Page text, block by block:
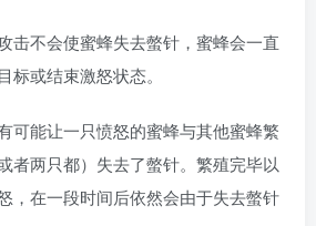
击不会使蜜蜂失去螫针，蜜蜂会一直
标或结束激怒状态。
可能让一只愤怒的蜜蜂与其他蜜蜂繁
者两只都）失去了螫针。繁殖完毕以
，在一段时间后依然会由于失去螫针